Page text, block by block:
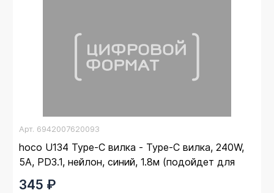
Арт. 6942007620093
hoco U134 Type-C вилка - Type-C вилка, 240W,
5A, PD3.1, нейлон, синий, 1.8м (подойдет для
345 ₽